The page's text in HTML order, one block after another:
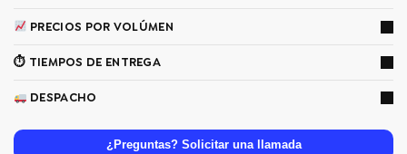
PRECIOS POR VOLÚMEN
⏱ TIEMPOS DE ENTREGA
DESPACHO
¿Preguntas? Solicitar una llamada